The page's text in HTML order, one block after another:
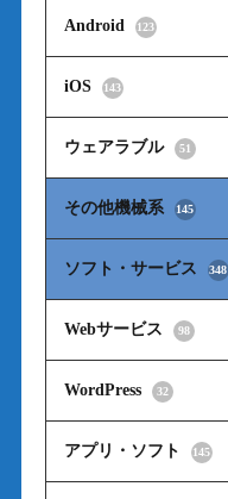
Android 123
iOS 143
ウェアラブル 51
その他機械系 145
ソフト・サービス 348
Webサービス 98
WordPress 32
アプリ・ソフト 145